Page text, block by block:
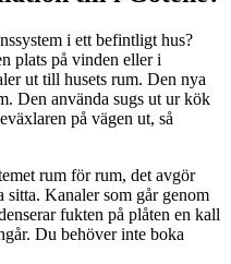
i ett befintligt hus?
plats på vinden eller i
ut till husets rum. Den nya
Den använda sugs ut ur kök
på vägen ut, så
rum för rum, det avgör
sitta. Kanaler som går genom
fukten på plåten en kall
Du behöver inte boka